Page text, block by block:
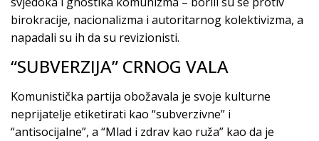
birokracije, nacionalizma i autoritarnog kolektivizma, a
napadali su ih da su revizionisti.
“SUBVERZIJA” CRNOG VALA
Komunistička partija obožavala je svoje kulturne
neprijatelje etiketirati kao “subverzivne” i
“antisocijalne”, a “Mlad i zdrav kao ruža” kao da je